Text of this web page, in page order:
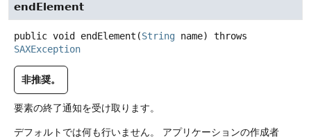
endElement
public void endElement (String name)
throws
SAXException
非推奨。
要素の終了通知を受け取ります。
デフォルトでは何も行いません。
アプリケーションの作成者